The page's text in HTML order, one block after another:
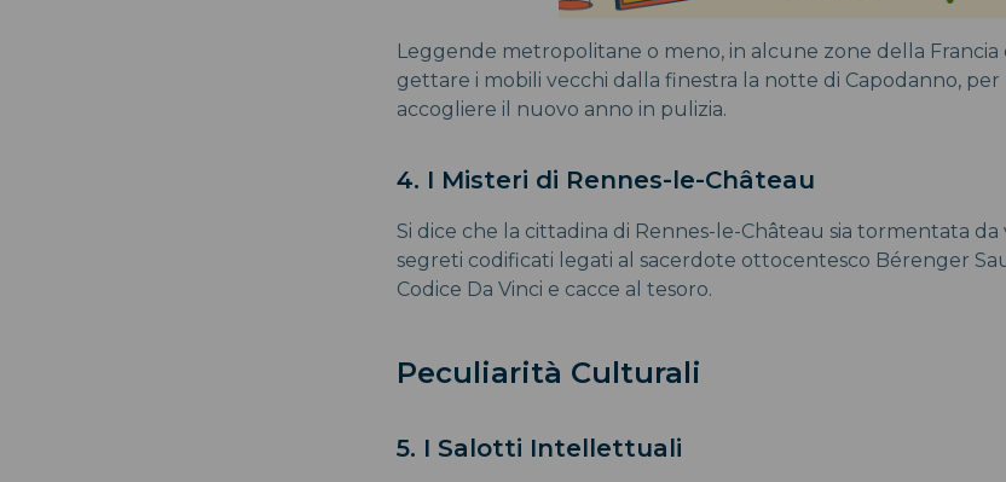
Leggende metropolitane o meno, in alcune zone della Francia
gettare i mobili vecchi dalla finestra la notte di Capodanno, per
accogliere il nuovo anno in pulizia.
4. I Misteri di Rennes-le-Château
Si dice che la cittadina di Rennes-le-Château sia tormentata da
segreti codificati legati al sacerdote ottocentesco Bérenger
Codice Da Vinci e cacce al tesoro.
Peculiarità Culturali
5. I Salotti Intellettuali